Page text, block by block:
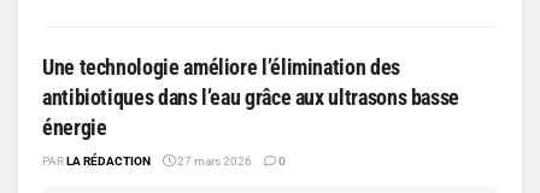
Une technologie améliore l’élimination des
antibiotiques dans l’eau grâce aux ultrasons basse
énergie
PARLA RÉDACTION 27 mars 2026 0